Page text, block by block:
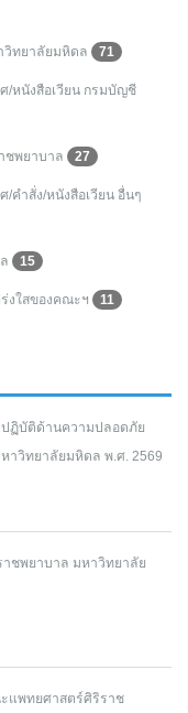
วิทยาลัยมหิดล 71
/หนังสือเวียน กรมบัญชี
ชพยาบาล 27
คำสั่ง/หนังสือเวียน อื่นๆ
15
งใสของคณะฯ 11
ฏิบัติด้านความปลอดภัย
าวิทยาลัยมหิดล พ.ศ. 2569
ชพยาบาล มหาวิทยาลัย
แพทยศาสตร์ศิริราช